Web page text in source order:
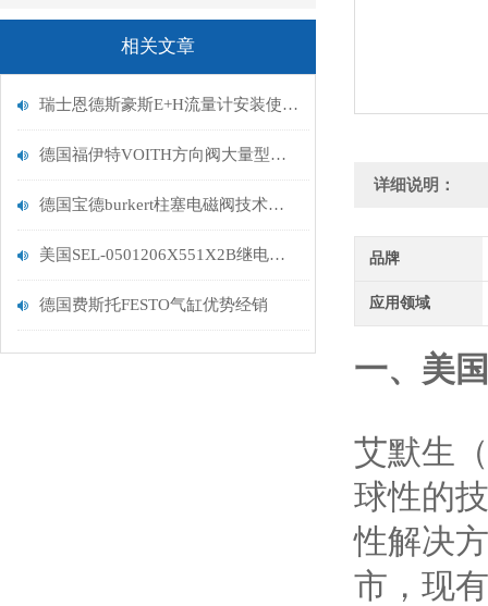
相关文章
瑞士恩德斯豪斯E+H流量计安装使用注意事项
德国福伊特VOITH方向阀大量型号供应经销*
德国宝德burkert柱塞电磁阀技术说明
美国SEL-0501206X551X2B继电器成交售价
德国费斯托FESTO气缸优势经销
详细说明：
品牌
应用领域
一、美
艾默生
球性的
性解决
市，现